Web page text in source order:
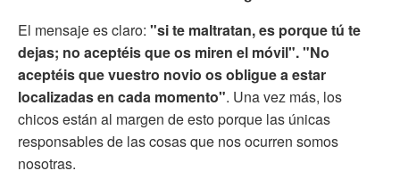
El mensaje es claro: "si te maltratan, es porque tú te
dejas; no aceptéis que os miren el móvil"."No
aceptéis que vuestro novio os obligue a estar
localizadas en cada momento". Una vez más, los
chicos están al margen de esto porque las únicas
responsables de las cosas que nos ocurren somos
nosotras.